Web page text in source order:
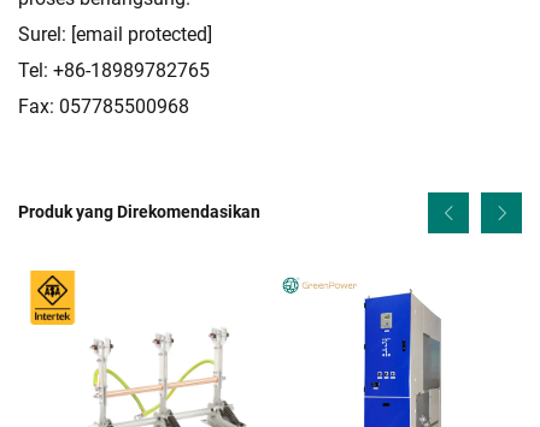
Surel: [email protected]
Tel: +86-18989782765
Fax: 057785500968
Produk yang Direkomendasikan